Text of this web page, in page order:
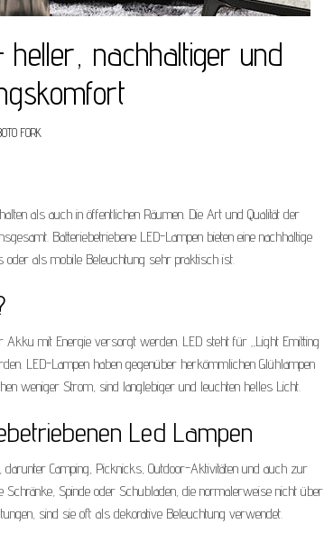
heller, nachhaltiger und
FORK
als auch in öffentlichen Räumen. Die Art und Qualität der
Batteriebetriebene LED-Lampen bieten eine nachhaltige
oder als mobile Beleuchtung sehr praktisch ist.
Akku mit Energie versorgt werden. LED steht für „Light Emitting
LED-Lampen haben gegenüber herkömmlichen Glühlampen
weniger Strom, sind langlebiger und leuchten helles Licht.
Led Lampen
Camping, Picknicks, Outdoor-Aktivitäten und auch zur
Spinde oder Schubladen, die normalerweise nicht über
sind sie oft als dekorative Beleuchtung verwendet.